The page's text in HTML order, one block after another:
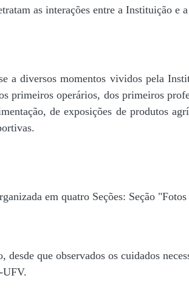
as interações entre a Instituição e
a diversos momentos vividos pela
primeiros operários, dos primeiros
de exposições de produtos
em quatro Seções: Seção
desde que observados os cuidados
UFV.